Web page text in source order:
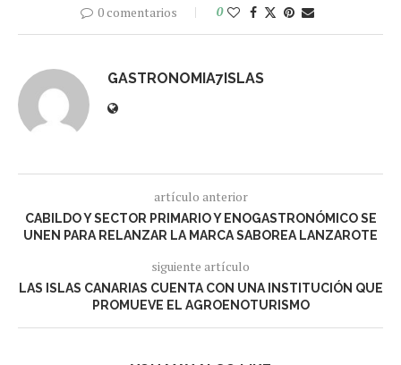
0 comentarios 0
GASTRONOMIA7ISLAS
artículo anterior
CABILDO Y SECTOR PRIMARIO Y ENOGASTRONÓMICO SE
UNEN PARA RELANZAR LA MARCA SABOREA LANZAROTE
siguiente artículo
LAS ISLAS CANARIAS CUENTA CON UNA INSTITUCIÓN QUE
PROMUEVE EL AGROENOTURISMO